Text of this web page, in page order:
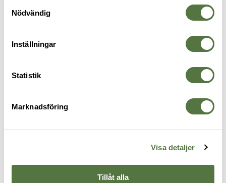
Nödvändig
Inställningar
Statistik
Marknadsföring
Visa detaljer
Tillåt alla
SNUGPAK